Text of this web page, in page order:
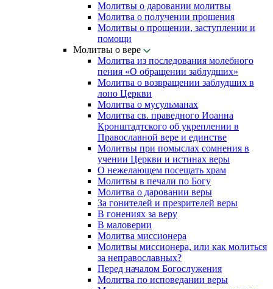
Молитвы о даровании молитвы
Молитва о получении прошения
Молитвы о прощении, заступлении и
помощи
Молитвы о вере
Молитва из последования молебного
пения «О обращении заблудших»
Молитва о возвращении заблудших в
лоно Церкви
Молитва о мусульманах
Молитва св. праведного Иоанна
Кронштадтского об укреплении в
Православной вере и единстве
Молитвы при помыслах сомнения в
учении Церкви и истинах веры
О нежелающем посещать храм
Молитвы в печали по Богу
Молитва о даровании веры
За гонителей и презрителей веры
В гонениях за веру
В маловерии
Молитва миссионера
Молитвы миссионера, или как молиться
за неправославных?
Перед началом Богослужения
Молитва по исповедании веры